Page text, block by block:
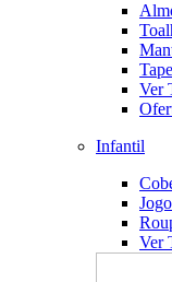
Ver
Infantil
Ver